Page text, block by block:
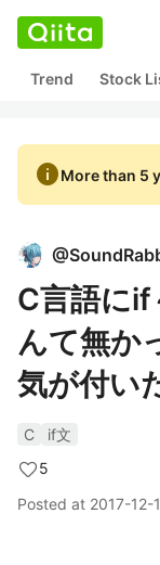
Trend Stock
infoMore than 5
@
C言語に
んて無か
気が付い
C
if文
5
Posted at 2017-12-